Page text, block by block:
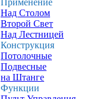
Применение
Над Столом
Второй Свет
Над Лестницей
Конструкция
Потолочные
Подвесные
на Штанге
Функции